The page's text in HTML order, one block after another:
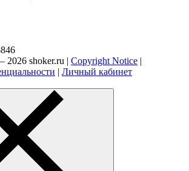
shoker.ru | Copyright Notice |
| Личный кабинет